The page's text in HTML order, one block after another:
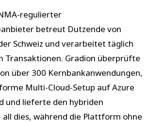
regulierter
betreut Dutzende von
Schweiz und verarbeitet täglich
Transaktionen. Gradion überprüfte
über 300 Kernbankanwendungen,
Multi-Cloud-Setup auf Azure
und lieferte den hybriden
all dies, während die Plattform ohne